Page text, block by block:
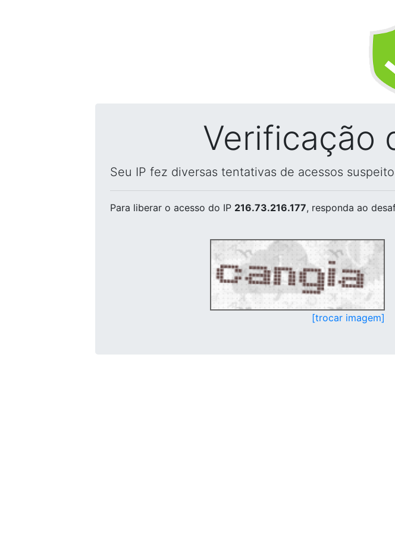
Verificação
Seu IP fez diversas tentativas de acessos
Para liberar o acesso do IP 216.73.216.177, responda ao
[trocar imagem]